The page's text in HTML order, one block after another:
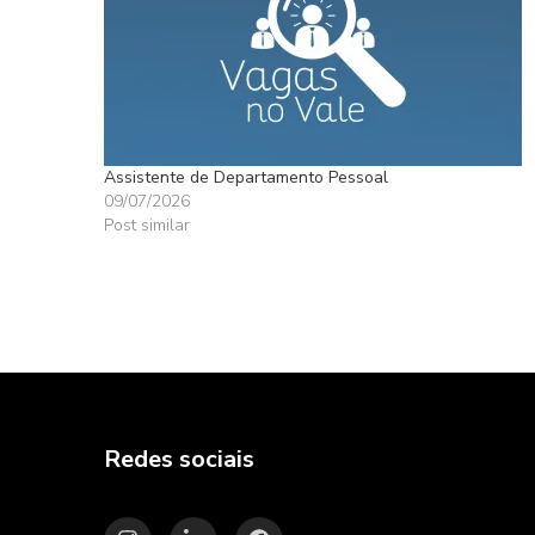
Assistente de Departamento Pessoal
09/07/2026
Post similar
Redes sociais